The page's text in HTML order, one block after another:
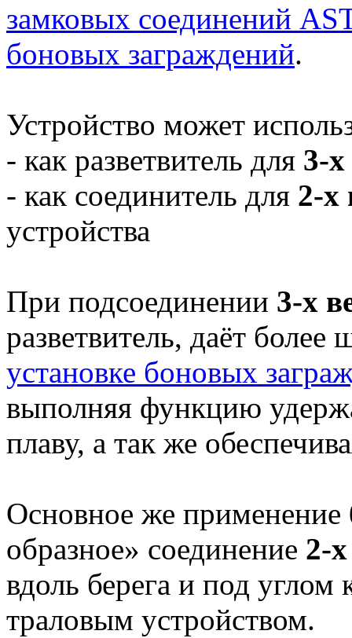
замковых соединений
боновых заграждений.
Устройство может
- как разветвитель для 3-х
- как соединитель для 2-х
устройства
При подсоединении 3-х
разветвитель, даёт
установке боновых
выполняя функцию
плаву, а так же
Основное же применение
образное» соединение 2-
вдоль берега и под
траловым устройством.